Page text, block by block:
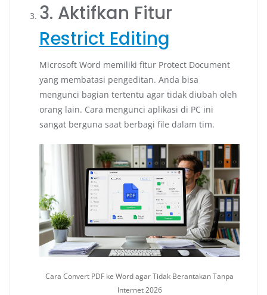
3. Aktifkan Fitur
Restrict Editing
Microsoft Word memiliki fitur Protect Document
yang membatasi pengeditan. Anda bisa
mengunci bagian tertentu agar tidak diubah oleh
orang lain. Cara mengunci aplikasi di PC ini
sangat berguna saat berbagi file dalam tim.
Cara Convert PDF ke Word agar Tidak Berantakan Tanpa
Internet 2026